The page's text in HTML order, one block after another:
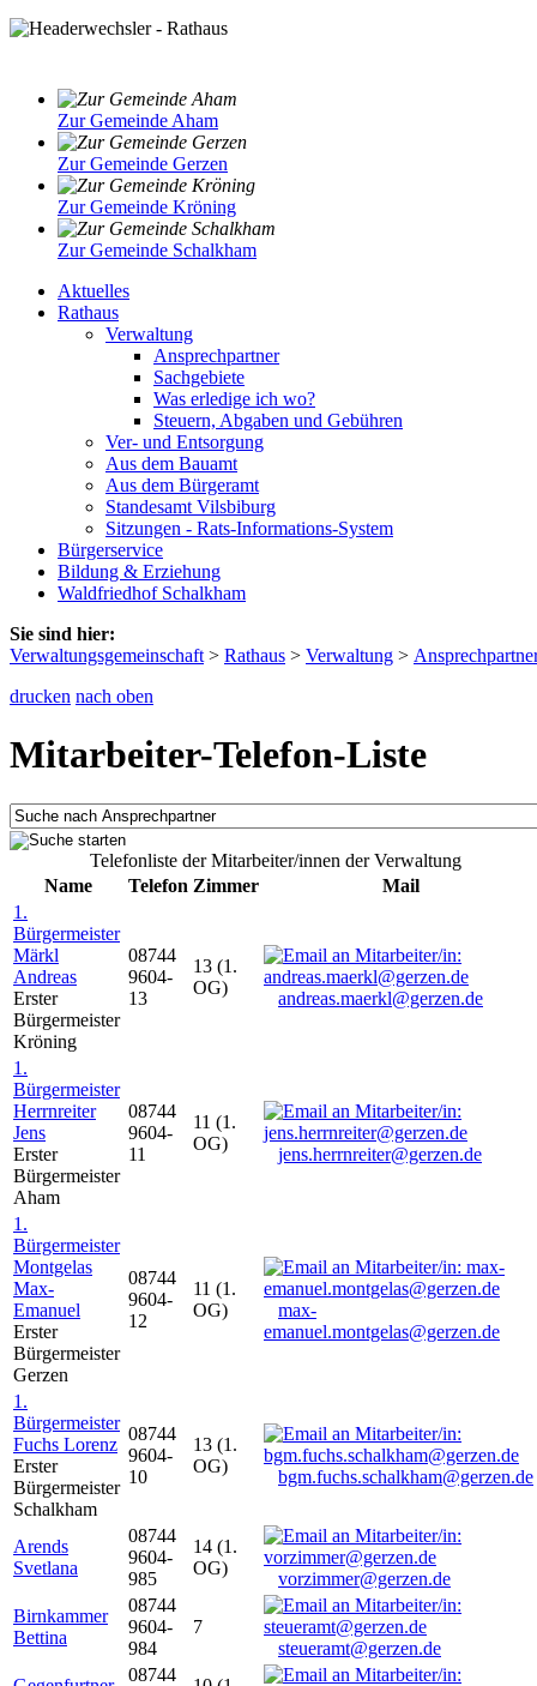
Zur Gemeinde Aham
Zur Gemeinde Gerzen
Zur Gemeinde Kröning
Zur Gemeinde Schalkham
Aktuelles
Rathaus
Verwaltung
Ansprechpartner
Sachgebiete
Was erledige ich wo?
Steuern, Abgaben und Gebühren
Ver- und Entsorgung
Aus dem Bauamt
Aus dem Bürgeramt
Standesamt Vilsbiburg
Sitzungen - Rats-Informations-System
Bürgerservice
Bildung & Erziehung
Waldfriedhof Schalkham
Sie sind hier:
Verwaltungsgemeinschaft > Rathaus > Verwaltung >
drucken nach oben
Mitarbeiter-Telefon-Liste
Telefonliste der Mitarbeiter/innen der Verwaltung
Name
Telefon Zimmer
Mail
1.
Bürgermeister
Märkl
Andreas
Erster
Bürgermeister
Kröning
08744
9604-
13
13 (1.
OG)
andreas.maerkl@gerzen.de
1.
Bürgermeister
Herrnreiter
Jens
Erster
Bürgermeister
Aham
08744
9604-
11
11 (1.
OG)
jens.herrnreiter@gerzen.de
1.
Bürgermeister
Montgelas
Max-
Emanuel
Erster
Bürgermeister
Gerzen
08744
9604-
12
11 (1.
OG)
max-
emanuel.montgelas@gerzen.de
1.
Bürgermeister
Fuchs Lorenz
Erster
Bürgermeister
Schalkham
08744
9604-
10
13 (1.
OG)
bgm.fuchs.schalkham@gerzen.de
Arends
Svetlana
08744
9604-
985
14 (1.
OG)
vorzimmer@gerzen.de
Birnkammer
Bettina
08744
9604-
984
7
steueramt@gerzen.de
08744